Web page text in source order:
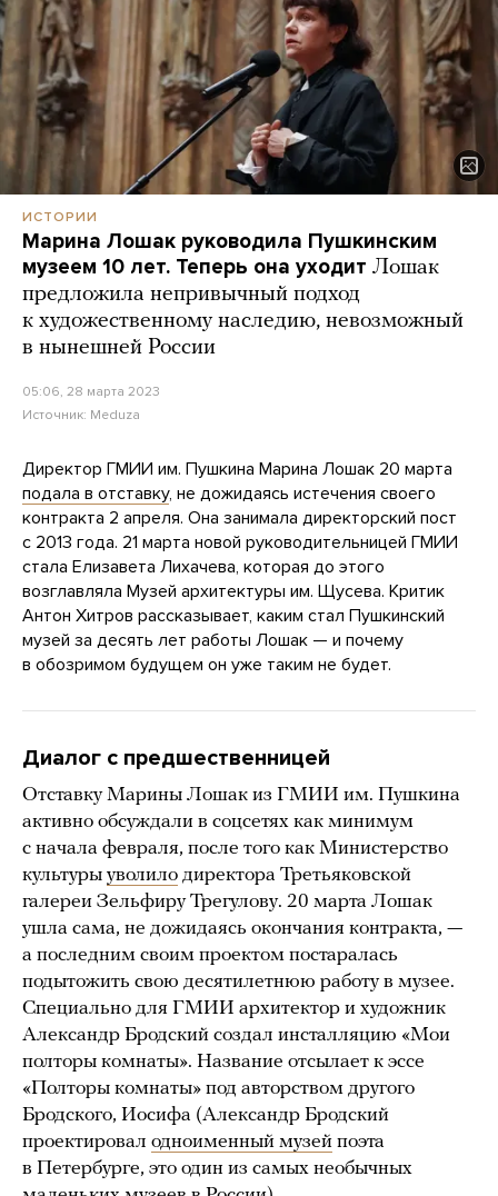
ИСТОРИИ
Марина Лошак руководила Пушкинским
музеем 10 лет. Теперь она уходит Лошак
предложила непривычный подход
к художественному наследию, невозможный
в нынешней России
05:06, 28 марта 2023
Источник: Meduza
Директор ГМИИ им. Пушкина Марина Лошак 20 марта
подала в отставку, не дожидаясь истечения своего
контракта 2 апреля. Она занимала директорский пост
с 2013 года. 21 марта новой руководительницей ГМИИ
стала Елизавета Лихачева, которая до этого
возглавляла Музей архитектуры им. Щусева. Критик
Антон Хитров рассказывает, каким стал Пушкинский
музей за десять лет работы Лошак — и почему
в обозримом будущем он уже таким не будет.
Диалог с предшественницей
Отставку Марины Лошак из ГМИИ им. Пушкина
активно обсуждали в соцсетях как минимум
с начала февраля, после того как Министерство
культуры уволило директора Третьяковской
галереи Зельфиру Трегулову. 20 марта Лошак
ушла сама, не дожидаясь окончания контракта, —
а последним своим проектом постаралась
подытожить свою десятилетнюю работу в музее.
Специально для ГМИИ архитектор и художник
Александр Бродский создал инсталляцию «Мои
полторы комнаты». Название отсылает к эссе
«Полторы комнаты» под авторством другого
Бродского, Иосифа (Александр Бродский
проектировал одноименный музей поэта
в Петербурге, это один из самых необычных